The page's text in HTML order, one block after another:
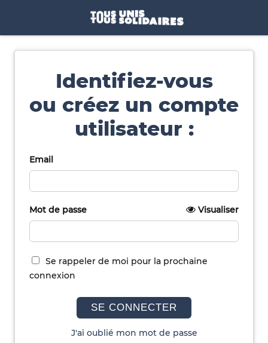
Identifiez-vous
ou créez un compte
utilisateur :
Email
Mot de passe Visualiser
Se rappeler de moi pour la prochaine
connexion
SE CONNECTER
J'ai oublié mon mot de passe